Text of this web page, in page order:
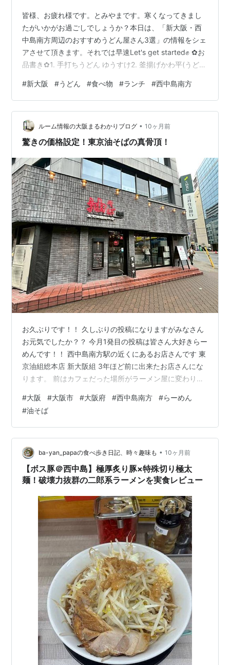
皆様、お疲れ様です。とみやまです。寒くなってきまし
たがいかがお過ごしでしょうか？本日は、「新大阪・西
中島南方周辺のおすすめうどん屋さん3選」の情報をシェ
アさせて頂きます。それでは早速Let's get started✊ ✿お
品書き✿1. 手打ちうどん ゆうすけ2. 釜揚げかわ平(うど
駅から徒歩5分本格手打うどん ゆうすけ - Google マップ
❚ おすすめポイントとにかく麺にコシと歯ごたえがあっ
てとっても美味！！とり天は脂っこくないのに、ボリュ
ーム満点♡麺を少なめにしたり、とり天の数を変更する
とトッピングを変更できるのも嬉しい…
#新大阪 #うどん #食べ物 #ランチ #西中島南方
ルーム情報の大阪まるわかりブログ • 10ヶ月前
驚きの価格設定！東京油そばの真骨頂！
お久ぶりです！！ 久しぶりの投稿になりますがみなさん
お元気でしたか？？ 今月1発目の投稿は皆さん大好きらー
めんです！！ 西中島南方駅の近くにあるお店さんです 東
京油組総本店 新大阪組 3年ほど前に出来たお店さんにな
ります。 前はカフェだった場所がラーメン屋に変わりま
段らしいです 2種類の油そばのみ！！ 強気です！！中々
真似できませんよｗ 店内はこんな感じで目の前で作って
くれます！ カウンターのみで10席ほどあります。 まずは
入って左にある食券機で食券を買いましょう！！ 水餃子
3コ（200円）もありました！！ 油そばへの熱を感じま
す！！ 味変…
#大阪 #大阪市 #大阪府 #西中島南方 #らーめん
#油そば
ba-yan_papaの食べ歩き日記、時々趣味も • 10ヶ月前
【ボス豚＠西中島】極厚炙り豚×特殊切り極太
麺！破壊力抜群の二郎系ラーメンを実食レビュー